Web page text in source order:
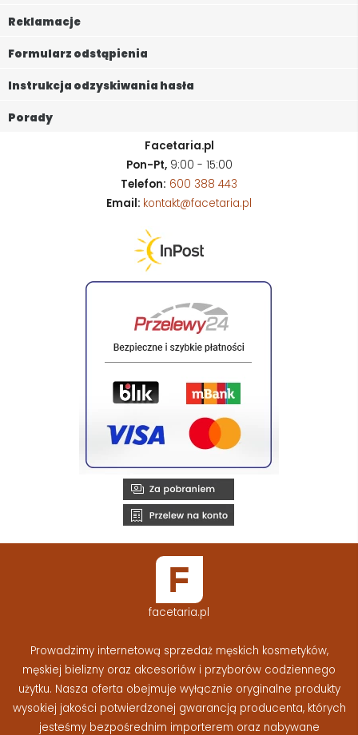
Reklamacje
Formularz odstąpienia
Instrukcja odzyskiwania hasła
Porady
Facetaria.pl
Pon-Pt,9:00 - 15:00
Telefon: 600 388 443
Email: kontakt@facetaria.pl
facetaria.pl
Prowadzimy internetową sprzedaż męskich kosmetyków,
męskiej bielizny oraz akcesoriów i przyborów codziennego
użytku. Nasza oferta obejmuje wyłącznie oryginalne produkty
wysokiej jakości potwierdzonej gwarancją producenta, których
jesteśmy bezpośrednim importerem oraz nabywane